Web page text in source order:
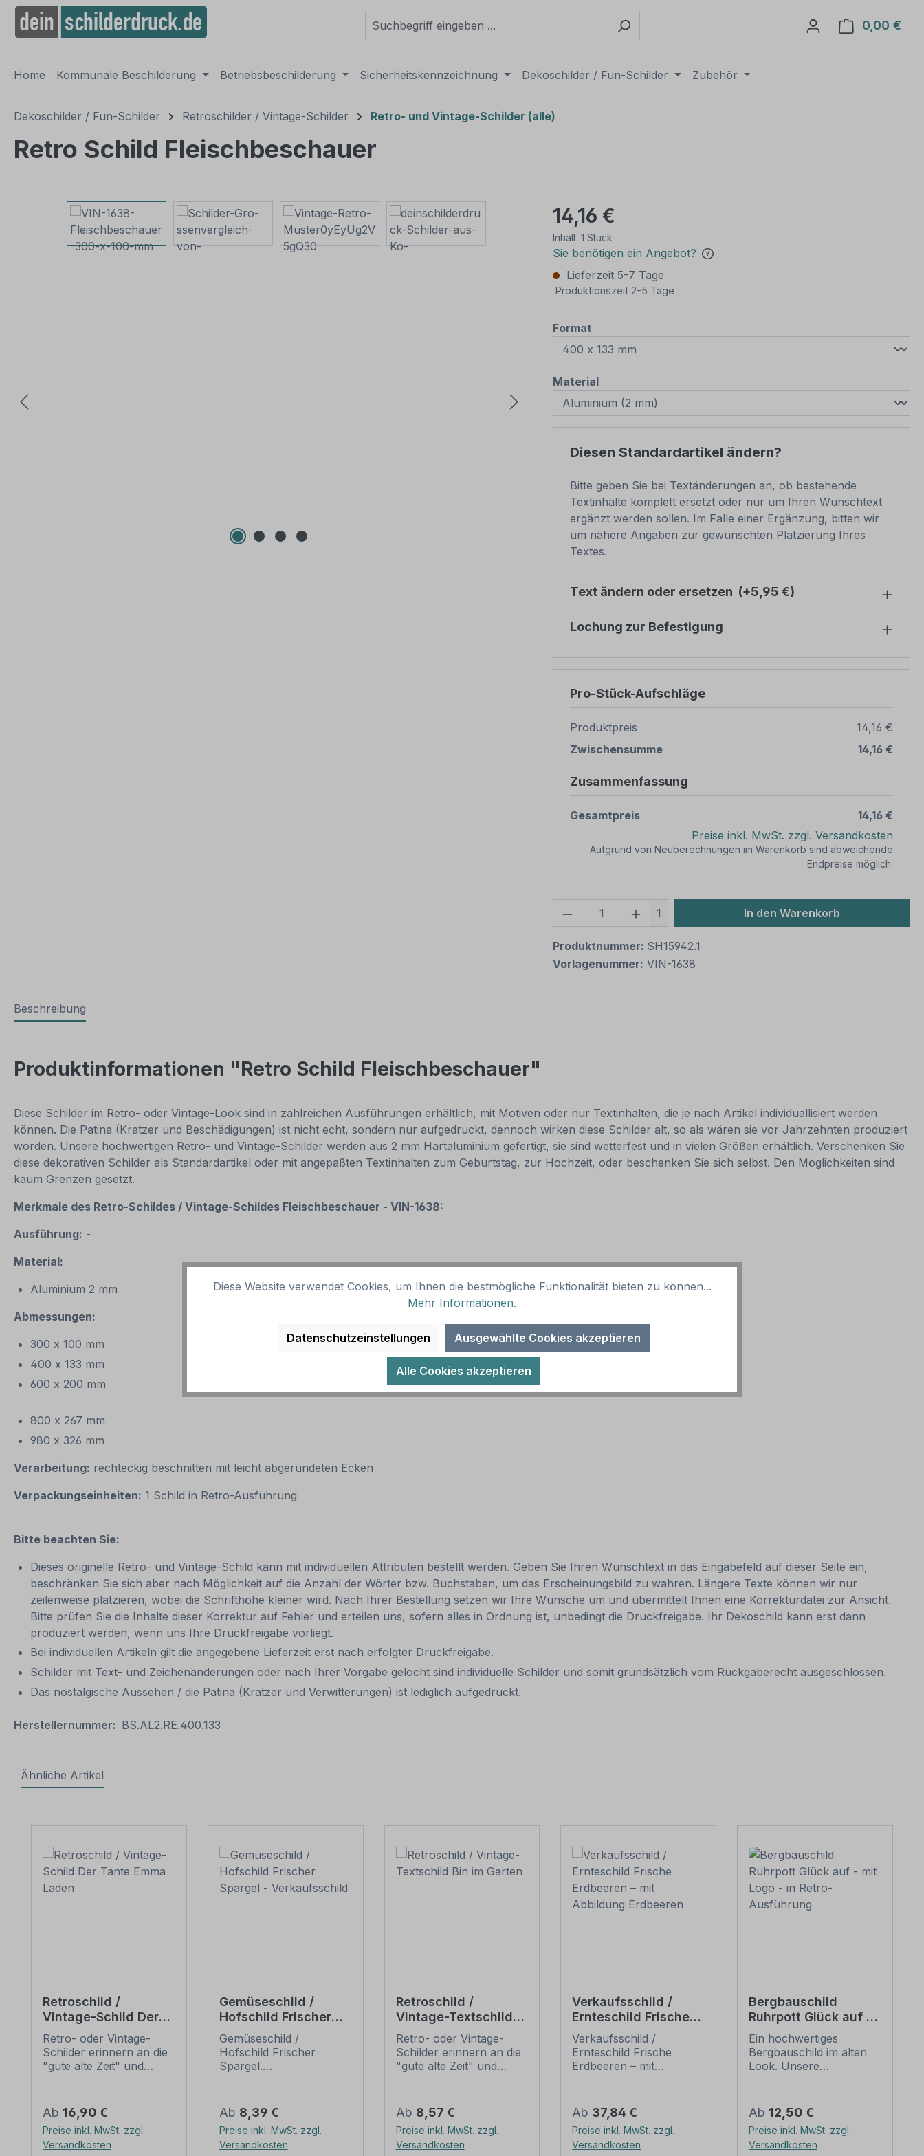
Zur Hauptnavigation springen
0,00 €
Home Kommunale Beschilderung Betriebsbeschilderung Sicherheitskennzeichnung Dekoschilder / Fun-Schilder Zubehör
Dekoschilder / Fun-Schilder Retroschilder / Vintage-Schilder Retro- und Vintage-Schilder (alle)
Retro Schild Fleischbeschauer
Bildergalerie überspringen 14,16 €
Inhalt: 1 Stück
Sie benötigen ein Angebot?
Lieferzeit 5-7 Tage
Produktionszeit 2-5 Tage
Format
Materialauswählen
Diesen Standardartikel ändern?
Bitte geben Sie bei Textänderungen an, ob bestehende
Textinhalte komplett ersetzt oder nur um Ihren Wunschtext
ergänzt werden sollen. Im Falle einer Ergänzung, bitten wir
um nähere Angaben zur gewünschten Platzierung Ihres
Textes.
Text ändern oder ersetzen (+5,95 €)
Lochung zur Befestigung
Pro-Stück-Aufschläge
Produktpreis
14,16 €
Zwischensumme
14,16 €
Zusammenfassung
Gesamtpreis
14,16 €
Preise inkl. MwSt. zzgl. Versandkosten
Aufgrund von Neuberechnungen im Warenkorb sind abweichende
Endpreise möglich.
Produkt Anzahl: Gib den gewünschten Wert
1 In den Warenkorb
Produktnummer: SH15942.1
Vorlagenummer: VIN-1638
Beschreibung
Produktinformationen "Retro Schild Fleischbeschauer"
Diese Schilder im Retro- oder Vintage-Look sind in zahlreichen Ausführungen erhältlich, mit Motiven oder nur Textinhalten, die je nach Artikel individuallisiert werden
können. Die Patina (Kratzer und Beschädigungen) ist nicht echt, sondern nur aufgedruckt, dennoch wirken diese Schilder alt, so als wären sie vor Jahrzehnten produziert
worden. Unsere hochwertigen Retro- und Vintage-Schilder werden aus 2 mm Hartaluminium gefertigt, sie sind wetterfest und in vielen Größen erhältlich. Verschenken Sie
diese dekorativen Schilder als Standardartikel oder mit angepaßten Textinhalten zum Geburtstag, zur Hochzeit, oder beschenken Sie sich selbst. Den Möglichkeiten sind
kaum Grenzen gesetzt.
Merkmale des Retro-Schildes / Vintage-Schildes Fleischbeschauer - VIN-1638:
Ausführung: -
Material:
Aluminium 2 mm
Abmessungen:
300 x 100 mm
400 x 133 mm
600 x 200 mm
800 x 267 mm
980 x 326 mm
Verarbeitung: rechteckig beschnitten mit leicht abgerundeten Ecken
Verpackungseinheiten: 1 Schild in Retro-Ausführung
Bitte beachten Sie:
Dieses originelle Retro- und Vintage-Schild kann mit individuellen Attributen bestellt werden. Geben Sie Ihren Wunschtext in das Eingabefeld auf dieser Seite ein,
beschränken Sie sich aber nach Möglichkeit auf die Anzahl der Wörter bzw. Buchstaben, um das Erscheinungsbild zu wahren. Längere Texte können wir nur
zeilenweise platzieren, wobei die Schrifthöhe kleiner wird. Nach Ihrer Bestellung setzen wir Ihre Wünsche um und übermittelt Ihnen eine Korrekturdatei zur Ansicht.
Bitte prüfen Sie die Inhalte dieser Korrektur auf Fehler und erteilen uns, sofern alles in Ordnung ist, unbedingt die Druckfreigabe. Ihr Dekoschild kann erst dann
produziert werden, wenn uns Ihre Druckfreigabe vorliegt.
Bei individuellen Artikeln gilt die angegebene Lieferzeit erst nach erfolgter Druckfreigabe.
Schilder mit Text- und Zeichenänderungen oder nach Ihrer Vorgabe gelocht sind individuelle Schilder und somit grundsätzlich vom Rückgaberecht ausgeschlossen.
Das nostalgische Aussehen / die Patina (Kratzer und Verwitterungen) ist lediglich aufgedruckt.
Herstellernummer: BS.AL2.RE.400.133
Ähnliche Artikel
Retroschild /
Vintage-Schild Der
Tante Emma Laden
Retro- oder Vintage-
Schilder erinnern an die
"gute alte Zeit" und
großer Beliebheit. Sind
diese Schilder im Original
nur schwer und häufig
nur zu horrenden Preise
Regulärer Preis:
Ab 16,90 €
Preise inkl. MwSt. zzgl.
Versandkosten
Gemüseschild /
Hofschild Frischer
Spargel -
Verkaufsschild
Gemüseschild /
Hofschild Frischer
Spargel.
Ihren Hof, den
Verkaufsstand oder
Ihren Hofladen. Wir
führen zahlreiche Obst-
Regulärer Preis:
Ab 8,39 €
Preise inkl. MwSt. zzgl.
Versandkosten
Retroschild /
Vintage-Textschild
Bin im Garten
Retro- oder Vintage-
Schilder erinnern an die
"gute alte Zeit" und
großer Beliebheit. Sind
diese Schilder im Original
nur schwer und häufig
nur zu horrenden Preise
Regulärer Preis:
Ab 8,57 €
Preise inkl. MwSt. zzgl.
Versandkosten
Verkaufsschild /
Ernteschild Frische
Erdbeeren – mit
Abbildung Erdbeeren
Verkaufsschild /
Ernteschild Frische
Erdbeeren – mit
Hinweisschild für den
Verkauf von Erdbeeren
an Verkaufsständen, im
Obstladen oder auf dem
Regulärer Preis:
Ab 37,84 €
Preise inkl. MwSt. zzgl.
Versandkosten
Bergbauschild
Ruhrpott Glück auf -
mit Logo - in Retro-
Ausführung
Ein hochwertiges
Bergbauschild im alten
Look. Unsere
nachempfunden, die
zum Teil aus Holz
bestanden, mit
handgemalten Inhalten.
Regulärer Preis:
Ab 12,50 €
Preise inkl. MwSt. zzgl.
Versandkosten
Diese Website verwendet Cookies, um Ihnen die bestmögliche Funktionalität bieten zu können...
Mehr Informationen.
Datenschutzeinstellungen Ausgewählte Cookies akzeptieren
Alle Cookies akzeptieren